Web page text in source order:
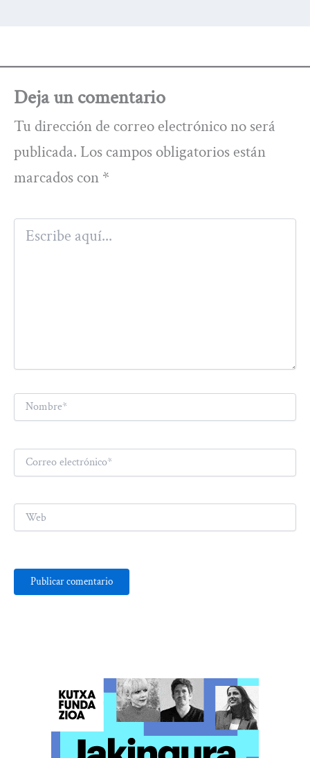
Deja un comentario
Tu dirección de correo electrónico no será
publicada. Los campos obligatorios están
marcados con *
Escribe
aquí...
Nombre*
Correo
electrónico*